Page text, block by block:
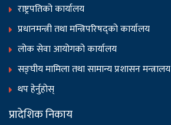
राष्ट्रपतिको कार्यालय
प्रधानमन्त्री तथा मन्त्रिपरिषद्को कार्यालय
लोक सेवा आयोगको कार्यालय
सङ्‍घीय मामिला तथा सामान्य प्रशासन मन्त्रालय
थप हेर्नुहोस्
प्रादेशिक निकाय